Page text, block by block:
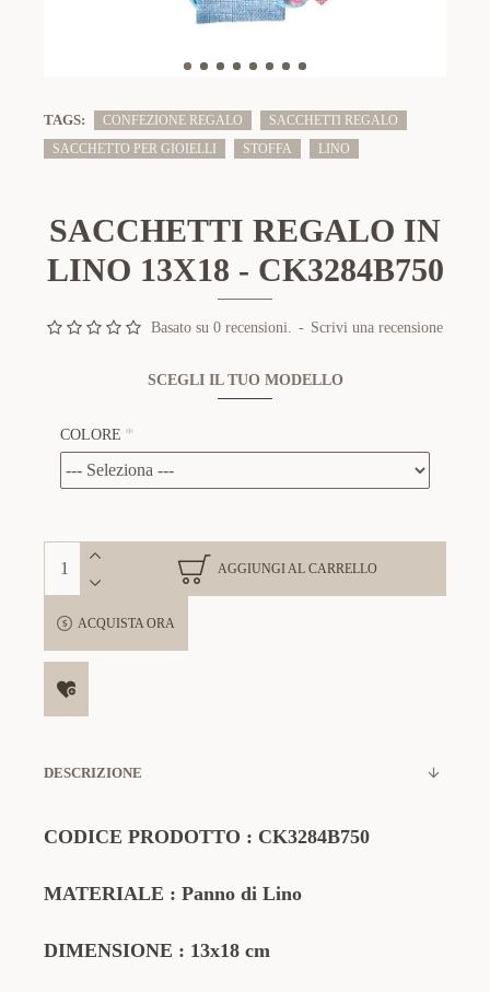
TAGS: CONFEZIONE REGALO
SACCHETTI REGALO
SACCHETTO PER GIOIELLI
STOFFA LINO
SACCHETTI REGALO IN
LINO 13X18 - CK3284B750
Basato su 0 recensioni. - Scrivi una recensione
SCEGLI IL TUO MODELLO
COLORE
AGGIUNGI AL CARRELLO
ACQUISTA ORA
DESCRIZIONE
CODICE PRODOTTO : CK3284B750
MATERIALE : Panno di Lino
DIMENSIONE : 13x18 cm